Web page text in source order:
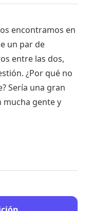
encontramos en
un par de
entre las dos,
¿Por qué no
Sería una gran
mucha gente y